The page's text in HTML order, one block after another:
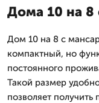
Дома 10 на 8
Дом 10 на 8 с
компактный, но
постоянного
Такой размер
позволяет